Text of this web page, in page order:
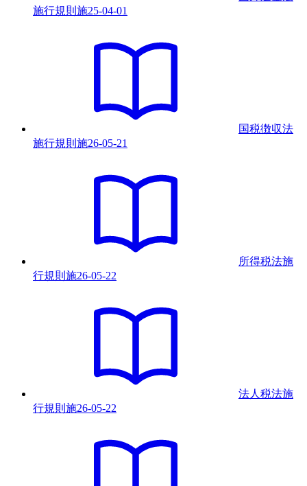
施行規則 施25-04-01
国税徴収法
施行規則 施26-05-21
所得税法施
行規則 施26-05-22
法人税法施
行規則 施26-05-22